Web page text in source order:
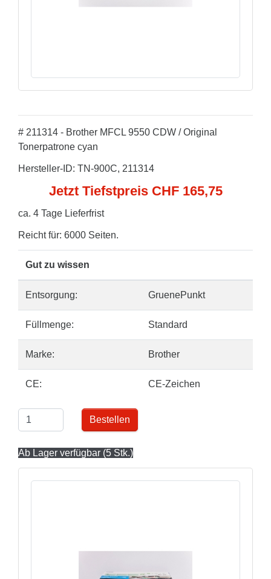
# 211314 - Brother MFCL 9550 CDW / Original
Tonerpatrone cyan
Hersteller-ID: TN-900C, 211314
Jetzt Tiefstpreis CHF 165,75
ca. 4 Tage Lieferfrist
Reicht für: 6000 Seiten.
Gut zu wissen
Entsorgung: GruenePunkt
Füllmenge: Standard
Marke: Brother
CE: CE-Zeichen
Bestellen
Ab Lager verfügbar (5 Stk.)